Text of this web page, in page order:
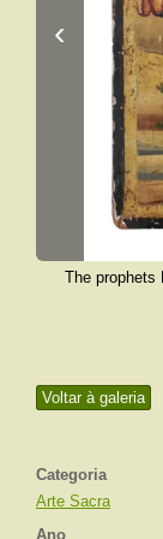
Voltar à galeria
Categoria
Arte Sacra
Ano
‹
The prophets